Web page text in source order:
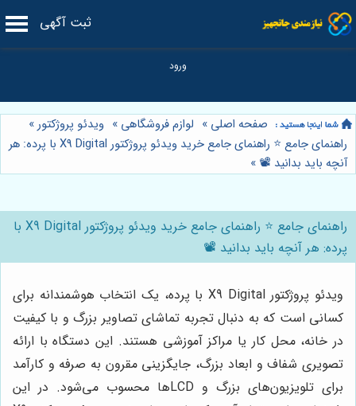
ثبت آگهی
صفحه اصلی » لوازم فروشگاهی » ویدئو پروژکتور»
راهنمای جامع ⭐️ راهنمای جامع خرید ویدئو پروژکتور X9 Digital با پرده: هر
آنچه باید بدانید 📽️ »
راهنمای جامع ⭐️ راهنمای جامع خرید ویدئو پروژکتور X9 Digital با
پرده: هر آنچه باید بدانید 📽️
ویدئو پروژکتور X9 Digital با پرده، یک انتخاب هوشمندانه برای
کسانی است که به دنبال تجربه تماشای تصاویر بزرگ و با کیفیت
در خانه، محل کار یا مراکز آموزشی هستند. این دستگاه با ارائه
تصویری شفاف و ابعاد بزرگ، جایگزینی مقرون به صرفه و کارآمد
برای تلویزیون‌های بزرگ و LCDها محسوب می‌شود. در این